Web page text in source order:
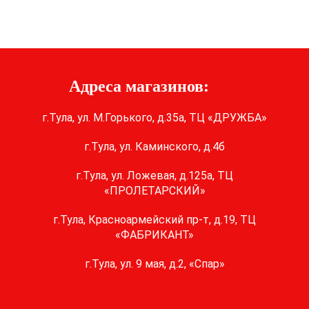
Адреса магазинов:
г.Тула, ул. М.Горького, д.35а, ТЦ «ДРУЖБА»
г.Тула, ул. Каминского, д.4б
г.Тула, ул. Ложевая, д.125а, ТЦ
«ПРОЛЕТАРСКИЙ»
г.Тула, Красноармейский пр-т, д.19, ТЦ
«ФАБРИКАНТ»
г.Тула, ул. 9 мая, д.2, «Спар»